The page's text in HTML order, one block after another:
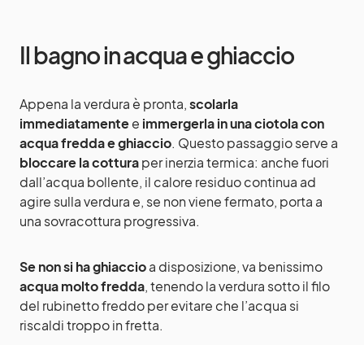
Il bagno in acqua e ghiaccio
Appena la verdura è pronta,scolarla
immediatamentee immergerla in una ciotola con
acqua fredda e ghiaccio. Questo passaggio serve a
bloccare la cotturaper inerzia termica: anche fuori
dall’acqua bollente, il calore residuo continua ad
agire sulla verdura e, se non viene fermato, porta a
una sovracottura progressiva.
Se non si ha ghiaccioa disposizione, va benissimo
acqua molto fredda, tenendo la verdura sotto il filo
del rubinetto freddo per evitare che l’acqua si
riscaldi troppo in fretta.